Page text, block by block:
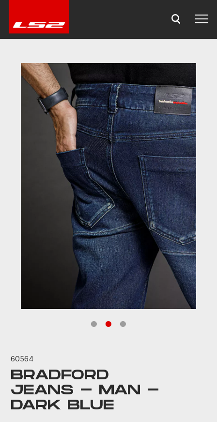
60564
BRADFORD
JEANS - MAN -
DARK BLUE